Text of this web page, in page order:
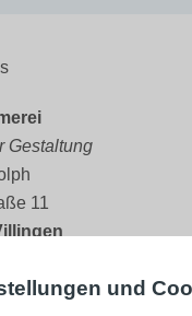
Gestaltung
11
99 89 871
und